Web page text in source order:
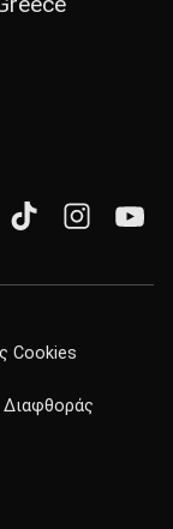
Cookies
Διαφθοράς